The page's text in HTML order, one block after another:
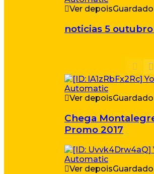
Ver depoisGuardado
noticias 5
Ver depoisGuardado
Chega
Promo 2017
Ver depoisGuardado